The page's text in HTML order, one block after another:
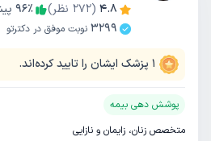
4.8
(
272 نظر) 96٪
3299 نوبت موفق در دکترتو
1 پزشک ایشان را تایید کرده‌اند.
پوشش دهی بیمه
متخصص زنان، زایمان و نازایی